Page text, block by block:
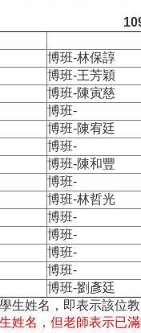
博班-林保諄
博班-王芳穎
博班-陳寅慈
博班-
博班-陳宥廷
博班-
博班-陳和豐
博班-
博班-林哲光
博班-
博班-
博班-
博班-
博班-劉彥廷
生姓名，即表示該位
姓名，但老師表示已